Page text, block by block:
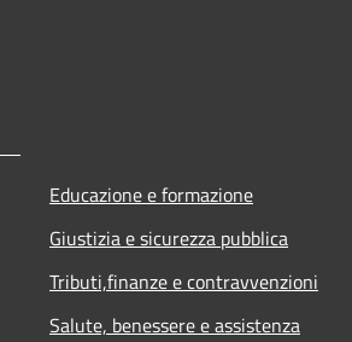
Educazione e formazione
Giustizia e sicurezza pubblica
Tributi,finanze e contravvenzioni
Salute, benessere e assistenza